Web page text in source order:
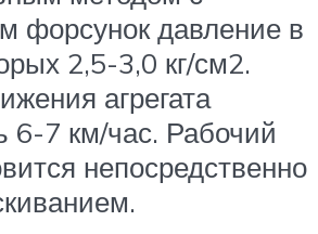
форсунок давление в
2,5-3,0 кг/см2.
агрегата
6-7 км/час. Рабочий
непосредственно